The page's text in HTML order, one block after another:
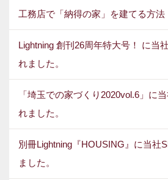
工務店で「納得の家」を建てる方法
Lightning 創刊26周年特大号！ に当
れました。
「埼玉での家づくり2020vol.6」に
れました。
別冊Lightning『HOUSING』に当社
ました。